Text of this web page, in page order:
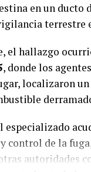
en un ducto
terrestre
el hallazgo
, donde los
localizaron
especializado
control de la
autoridades